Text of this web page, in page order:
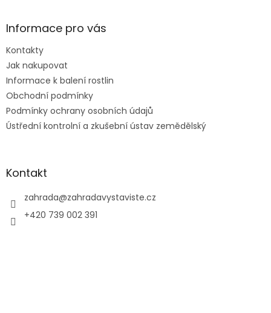
aInformace pro vás
Kontakty
Jak nakupovat
Informace k balení rostlin
Obchodní podmínky
Podmínky ochrany osobních údajů
Ústřední kontrolní a zkušební ústav zemědělský
Kontakt
zahrada@zahradavystaviste.cz
+420 739 002 391